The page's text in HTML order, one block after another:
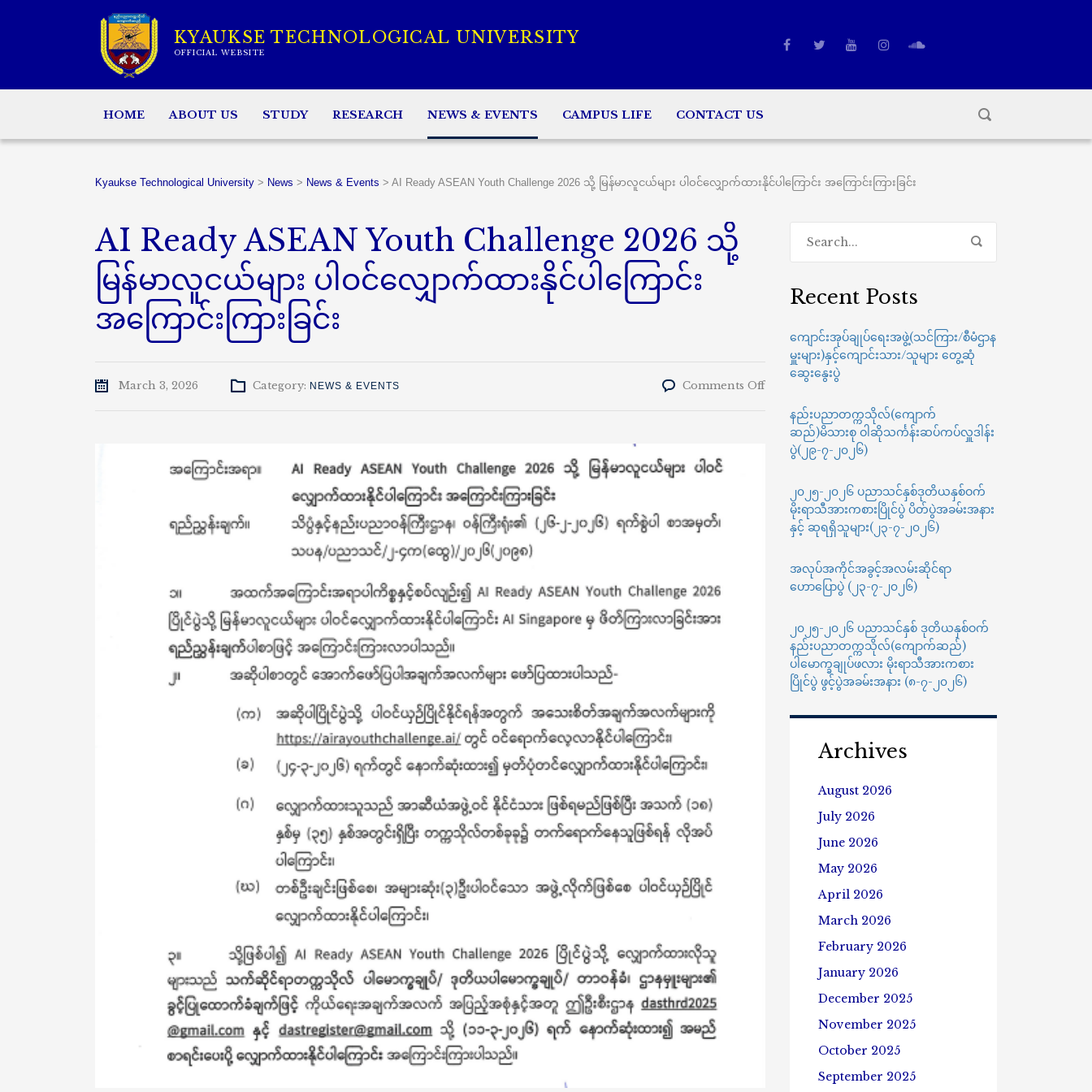
KYAUKSE TECHNOLOGICAL UNIVERSITY
OFFICIAL WEBSITE
HOME ABOUT US STUDY RESEARCH NEWS & EVENTS CAMPUS LIFE CONTACT US
Kyaukse Technological University > News > News & Events > AI Ready ASEAN Youth Challenge 2026 သို့ မြန်မာလူငယ်များ ပါဝင်လျှောက်ထားနိုင်ပါကြောင်း အကြောင်းကြားခြင်း
AI Ready ASEAN Youth Challenge 2026 သို့
မြန်မာလူငယ်များ ပါဝင်လျှောက်ထားနိုင်ပါကြောင်း
အကြောင်းကြားခြင်း
March 3, 2026 Category: NEWS & EVENTS Comments Offon
Ready
ASEAN
Youth
မြန်မာ
လူငယ်
လျှောက်ထား
ကြောင်း
အကြောင်းကြား
Recent Posts
ကျောင်းအုပ်ချုပ်ရေးအဖွဲ့(သင်ကြား/စီမံဌာန
မှူးများ)နှင့်ကျောင်းသား/သူများ တွေ့ဆုံ
ဆွေးနွေးပွဲ
နည်းပညာတက္ကသိုလ်(ကျောက်
ဆည်)မိသားစု ဝါဆိုသင်္ကန်းဆပ်ကပ်လှူဒါန်း
ပွဲ(၂၉-၇-၂၀၂၆)
၂၀၂၅-၂၀၂၆ ပညာသင်နှစ်ဒုတိယနှစ်ဝက်
မိုးရာသီအားကစားပြိုင်ပွဲ ပိတ်ပွဲအခမ်းအနား
နှင့် ဆုရရှိသူများ(၂၃-၇-၂၀၂၆)
အလုပ်အကိုင်အခွင့်အလမ်းဆိုင်ရာ
ဟောပြောပွဲ (၂၃-၇-၂၀၂၆)
၂၀၂၅-၂၀၂၆ ပညာသင်နှစ် ဒုတိယနှစ်ဝက်
နည်းပညာတက္ကသိုလ်(ကျောက်ဆည်)
ပါမောက္ခချုပ်ဖလား မိုးရာသီအားကစား
ပြိုင်ပွဲ ဖွင့်ပွဲအခမ်းအနား (၈-၇-၂၀၂၆)
Archives
August 2026
July 2026
June 2026
May 2026
April 2026
March 2026
February 2026
January 2026
December 2025
November 2025
October 2025
September 2025